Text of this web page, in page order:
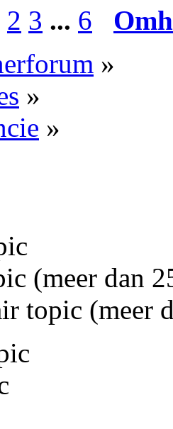
2 3 ... 6
»
»
»
(meer dan
topic (meer